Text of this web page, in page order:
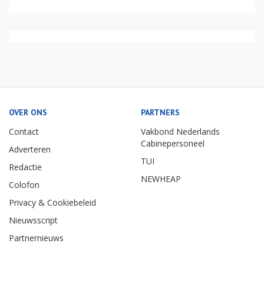
OVER ONS
Contact
Adverteren
Redactie
Colofon
Privacy & Cookiebeleid
Nieuwsscript
Partnernieuws
PARTNERS
Vakbond Nederlands
Cabinepersoneel
TUI
NEWHEAP